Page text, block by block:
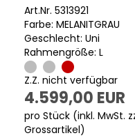
Art.Nr. 5313921
Farbe: MELANITGRAU
Geschlecht: Uni
Rahmengröße: L
Z.Z. nicht verfügbar
4.599,00 EUR
pro Stück (inkl. MwSt.
Grossartikel)